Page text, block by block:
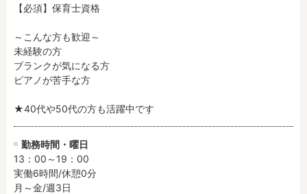
【必須】保育士資格
～こんな方も歓迎～
未経験の方
ブランクが気になる方
ピアノが苦手な方
★40代や50代の方も活躍中です
勤務時間・曜日
13：00～19：00
実働6時間/休憩0分
月～金/週3日